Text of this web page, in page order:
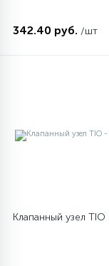
Сливные
Стекла
Таходатчики
342.40 руб. /шт
Клапанный узел